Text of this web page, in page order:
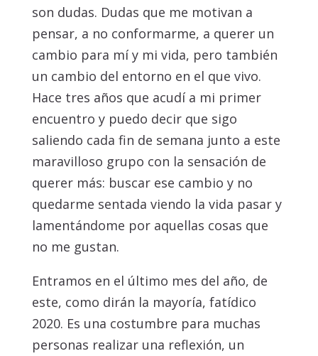
son dudas. Dudas que me motivan a
pensar, a no conformarme, a querer un
cambio para mí y mi vida, pero también
un cambio del entorno en el que vivo.
Hace tres años que acudí a mi primer
encuentro y puedo decir que sigo
saliendo cada fin de semana junto a este
maravilloso grupo con la sensación de
querer más: buscar ese cambio y no
quedarme sentada viendo la vida pasar y
lamentándome por aquellas cosas que
no me gustan.
Entramos en el último mes del año, de
este, como dirán la mayoría, fatídico
2020. Es una costumbre para muchas
personas realizar una reflexión, un